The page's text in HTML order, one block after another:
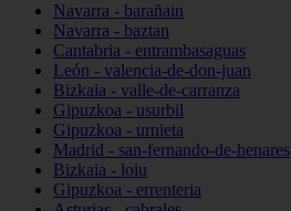
Navarra - barañain
Navarra - baztan
Cantabria - entrambasaguas
León - valencia-de-don-juan
Bizkaia - valle-de-carranza
Gipuzkoa - usurbil
Gipuzkoa - urnieta
Madrid - san-fernando-de-henares
Bizkaia - loiu
Gipuzkoa - errenteria